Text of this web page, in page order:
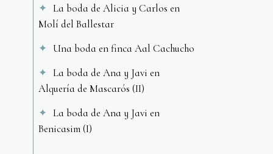
La boda de Alicia y Carlos en
Molí del Ballestar
Una boda en finca Aal Cachucho
La boda de Ana y Javi en
Alquería de Mascarós (II)
La boda de Ana y Javi en
Benicasim (I)